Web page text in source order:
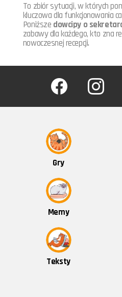
To zbiór sytuacji, w których
kluczowa dla funkcjonowania
Poniższe dowcipy o
zabawy dla każdego, kto zna
nowoczesnej recepcji.
facebook
Gry
Memy
Teksty